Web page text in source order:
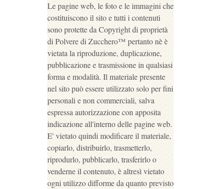
Le pagine web, le foto e le immagini che
costituiscono il sito e tutti i contenuti
sono protette da Copyright di proprietà
di Polvere di Zucchero™ pertanto nè è
vietata la riproduzione, duplicazione,
pubblicazione e trasmissione in qualsiasi
forma e modalità. Il materiale presente
nel sito può essere utilizzato solo per fini
personali e non commerciali, salva
espressa autorizzazione con apposita
indicazione all'interno delle pagine web.
E' vietato quindi modificare il materiale,
copiarlo, distribuirlo, trasmetterlo,
riprodurlo, pubblicarlo, trasferirlo o
venderne il contenuto, è altresì vietato
ogni utilizzo difforme da quanto previsto